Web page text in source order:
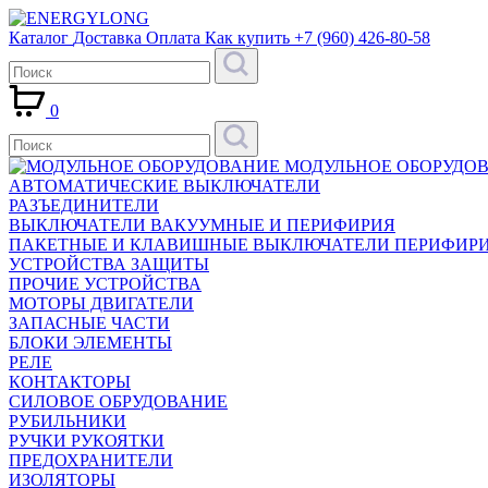
Каталог Доставка Оплата Как купить +7 (960) 426-80-58
0
МОДУЛЬНОЕ
АВТОМАТИЧЕСКИЕ ВЫКЛЮЧАТЕЛИ
РАЗЪЕДИНИТЕЛИ
ВЫКЛЮЧАТЕЛИ ВАКУУМНЫЕ И ПЕРИФИРИЯ
ПАКЕТНЫЕ И КЛАВИШНЫЕ ВЫКЛЮЧАТЕЛИ
УСТРОЙСТВА ЗАЩИТЫ
ПРОЧИЕ УСТРОЙСТВА
МОТОРЫ ДВИГАТЕЛИ
ЗАПАСНЫЕ ЧАСТИ
БЛОКИ ЭЛЕМЕНТЫ
РЕЛЕ
КОНТАКТОРЫ
СИЛОВОЕ ОБРУДОВАНИЕ
РУБИЛЬНИКИ
РУЧКИ РУКОЯТКИ
ПРЕДОХРАНИТЕЛИ
ИЗОЛЯТОРЫ